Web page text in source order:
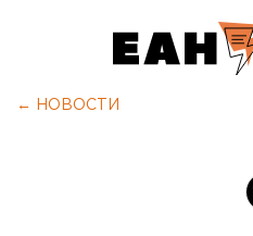
← НОВОСТИ